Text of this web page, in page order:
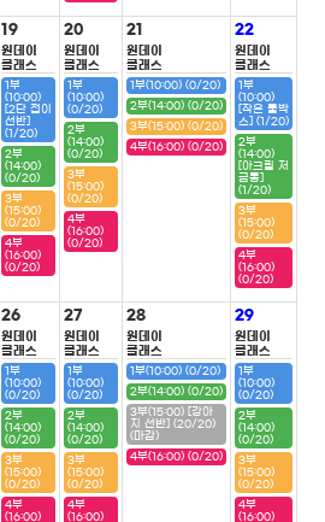
19
원데이
클래스
1부
(10:00)
[2단 접이
선반]
(1/20)
2부
(14:00)
(0/20)
3부
(15:00)
(0/20)
4부
(16:00)
(0/20)
20
원데이
클래스
1부
(10:00)
(0/20)
2부
(14:00)
(0/20)
3부
(15:00)
(0/20)
4부
(16:00)
(0/20)
21
원데이
클래스
1부(10:00) (0/20)
2부(14:00) (0/20)
3부(15:00) (0/20)
4부(16:00) (0/20)
22
원데이
클래스
1부
(10:00)
[작은 툴박
스] (1/20)
2부
(14:00)
[아크릴 저
금통]
(1/20)
3부
(15:00)
(0/20)
4부
(16:00)
(0/20)
26
원데이
클래스
1부
(10:00)
(0/20)
2부
(14:00)
(0/20)
3부
(15:00)
(0/20)
4부
(16:00)
27
원데이
클래스
1부
(10:00)
(0/20)
2부
(14:00)
(0/20)
3부
(15:00)
(0/20)
4부
(16:00)
28
원데이
클래스
1부(10:00) (0/20)
2부(14:00) (0/20)
3부(15:00) [강아
지 선반] (20/20)
(마감)
4부(16:00) (0/20)
29
원데이
클래스
1부
(10:00)
(0/20)
2부
(14:00)
(0/20)
3부
(15:00)
(0/20)
4부
(16:00)